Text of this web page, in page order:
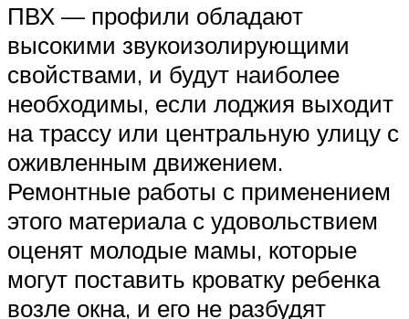
ПВХ — профили обладают
высокими звукоизолирующими
свойствами, и будут наиболее
необходимы, если лоджия выходит
на трассу или центральную улицу с
оживленным движением.
Ремонтные работы с применением
этого материала с удовольствием
оценят молодые мамы, которые
могут поставить кроватку ребенка
возле окна, и его не разбудят